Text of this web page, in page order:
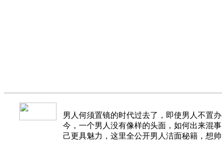
男人何须置镜的时代过去了，即使男人不置
今，一个男人没有像样的头面，如何出来混
己更具魅力，这里全公开男人洁面秘籍，想